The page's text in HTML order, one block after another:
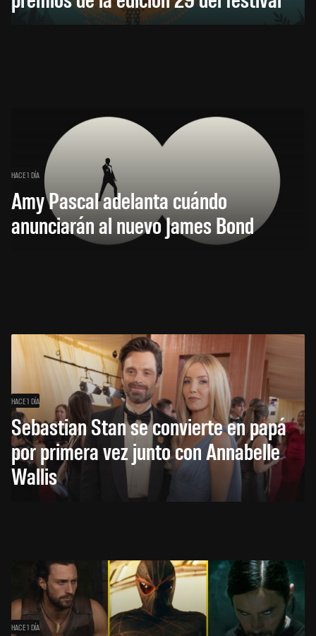
HACE 1 DÍA
Amy Pascal adelanta cuándo
anunciarán al nuevo James Bond
HACE 1 DÍA
Sebastian Stan se convierte en papá
por primera vez junto con Annabelle
Wallis
HACE 1 DÍA